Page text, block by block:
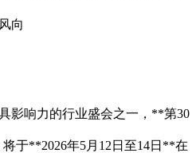
向
影响力的行业盛会之一，**第30
于**2026年5月12日至14日**在